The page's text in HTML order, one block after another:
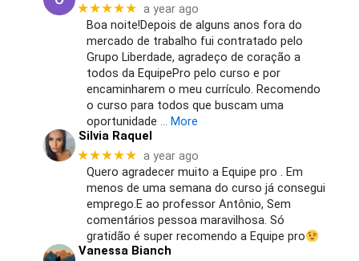
★★★★★ a year ago
Boa noite!Depois de alguns anos fora do
mercado de trabalho fui contratado pelo
Grupo Liberdade, agradeço de coração a
todos da EquipePro pelo curso e por
encaminharem o meu currículo. Recomendo
o curso para todos que buscam uma
oportunidade … More
Silvia Raquel
★★★★★ a year ago
Quero agradecer muito a Equipe pro . Em
menos de uma semana do curso já consegui
emprego.E ao professor Antônio, Sem
comentários pessoa maravilhosa. Só
gratidão é super recomendo a Equipe pro
Vanessa Bianch